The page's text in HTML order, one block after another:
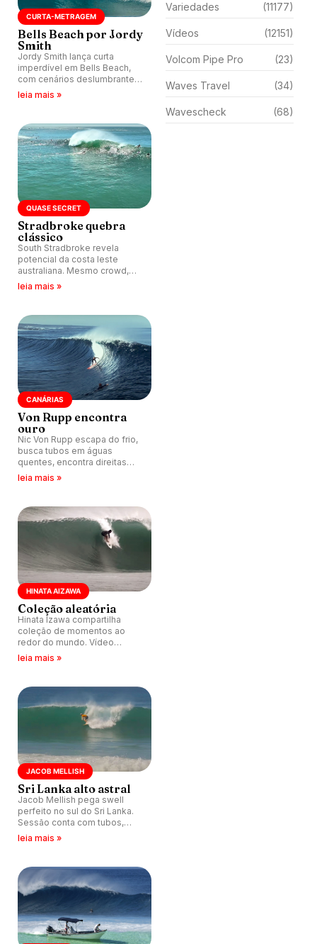
CURTA-METRAGEM
Bells Beach por Jordy
Smith
Jordy Smith lança curta
imperdível em Bells Beach,
com cenários deslumbrantes,
boas ondas e trilha sonora
leia mais »
QUASE SECRET
Stradbroke quebra
clássico
South Stradbroke revela
potencial da costa leste
australiana. Mesmo crowd,
qualidade das ondas
leia mais »
CANÁRIAS
Von Rupp encontra
ouro
Nic Von Rupp escapa do frio,
busca tubos em águas
quentes, encontra direitas
perfeitas, celebra sessões
leia mais »
HINATA AIZAWA
Coleção aleatória
Hinata Izawa compartilha
coleção de momentos ao
redor do mundo. Vídeo
destaca ondas perfeitas e
leia mais »
JACOB MELLISH
Sri Lanka alto astral
Jacob Mellish pega swell
perfeito no sul do Sri Lanka.
Sessão conta com tubos,
aéreos e lineup praticamente
leia mais »
Variedades (11177)
Vídeos (12151)
Volcom Pipe Pro (23)
Waves Travel (34)
Wavescheck (68)